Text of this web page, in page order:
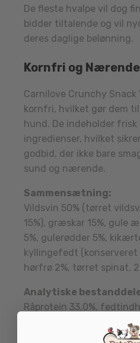
De fleste hvalpe vil dog
bidder tiltalende og vil
deres daglige belønning.
Kornfri og Nærende
Carnilove Crunchy Snack
kornfri, hvilket gør dem
hund. De indeholder
ingredienser, hvilket
godbid, der ikke bare
sund og nærende.
Sammensætning:
Vildsvin 50% (tørret
15%), græskar 15%, gule
5%, gulerødder 5%,
kyllingefedt (konserveret
hørfrø 2%, tørret spinat,
Analytiske
Råprotein 33,0%,
råaske 6,0%, træstof
0,8%, omega-3 0,2%,